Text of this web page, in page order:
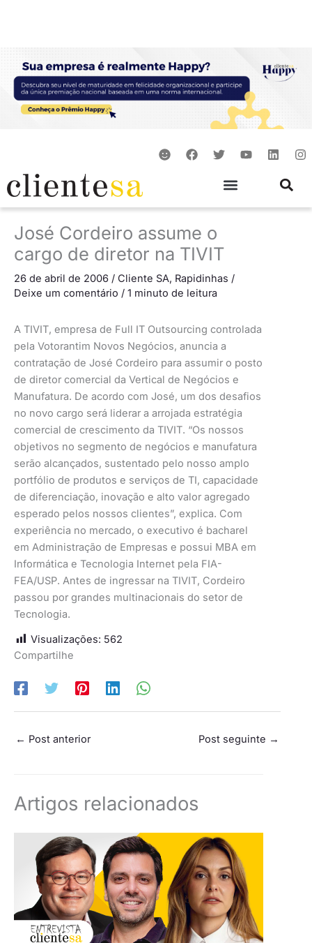
S
m
F
a
o
k
T
w
e
Y
o
b
L
i
d
I
n
g
José Cordeiro assume o
cargo de diretor na TIVIT
26 de abril de 2006 / Cliente SA, Rapidinhas /
Deixe um comentário / 1 minuto de leitura
A TIVIT, empresa de Full IT Outsourcing controlada
pela Votorantim Novos Negócios, anuncia a
contratação de José Cordeiro para assumir o posto
de diretor comercial da Vertical de Negócios e
Manufatura. De acordo com José, um dos desafios
no novo cargo será liderar a arrojada estratégia
comercial de crescimento da TIVIT. “Os nossos
objetivos no segmento de negócios e manufatura
serão alcançados, sustentado pelo nosso amplo
portfólio de produtos e serviços de TI, capacidade
de diferenciação, inovação e alto valor agregado
esperado pelos nossos clientes”, explica. Com
experiência no mercado, o executivo é bacharel
em Administração de Empresas e possui MBA em
Informática e Tecnologia Internet pela FIA-
FEA/USP. Antes de ingressar na TIVIT, Cordeiro
passou por grandes multinacionais do setor de
Tecnologia.
Visualizações: 562
Compartilhe
← Post anterior Post seguinte →
Artigos relacionados